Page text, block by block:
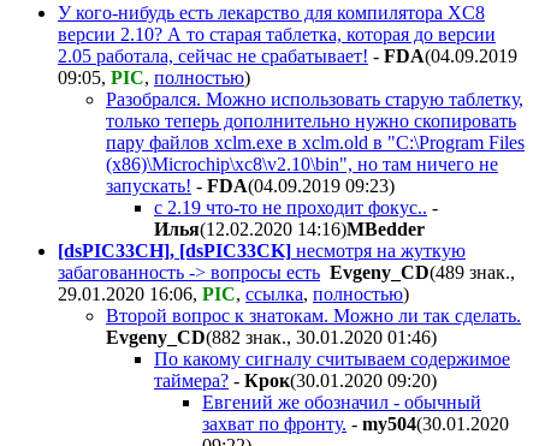
У кого-нибудь есть лекарство для компилятора XC8
версии 2.10? А то старая таблетка, которая до версии
2.05 работала, сейчас не срабатывает! - FDA(04.09.2019
09:05, PIC, полностью)
Разобрался. Можно использовать старую таблетку,
только теперь дополнительно нужно скопировать
пару файлов xclm.exe в xclm.old в "C:\Program Files
(x86)\Microchip\xc8\v2.10\bin", но там ничего не
запускать! - FDA(04.09.2019 09:23)
c 2.19 что-то не проходит фокус.. -
Илья(12.02.2020 14:16)MBedder
[dsPIC33CH], [dsPIC33CK] несмотря на жуткую
забагованность -> вопросы есть Evgeny_CD(489 знак.,
29.01.2020 16:06, PIC, ссылка, полностью)
Второй вопрос к знатокам. Можно ли так сделать.
Evgeny_CD(882 знак., 30.01.2020 01:46)
По какому сигналу считываем содержимое
таймера? - Крок(30.01.2020 09:20)
Евгений же обозначил - обычный
захват по фронту. - my504(30.01.2020